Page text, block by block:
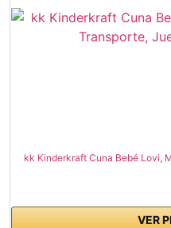
kk Kinderkraft Cuna Bebé Lovi,
VER